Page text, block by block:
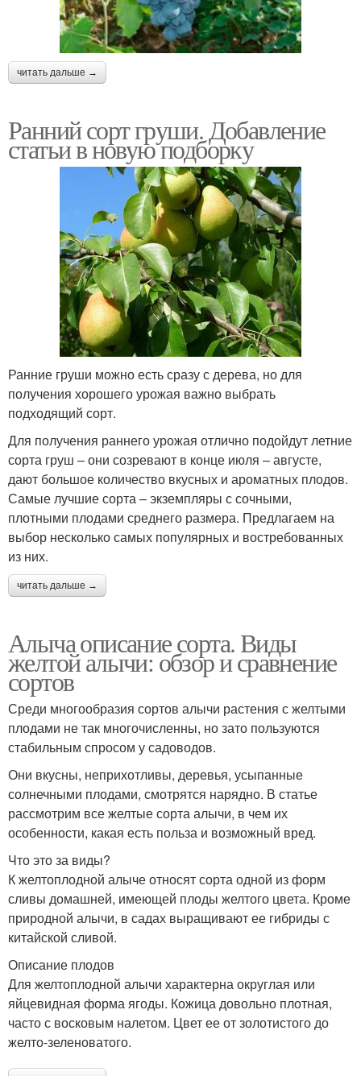
читать дальше →
Ранний сорт груши. Добавление
статьи в новую подборку
Ранние груши можно есть сразу с дерева, но для
получения хорошего урожая важно выбрать
подходящий сорт.
Для получения раннего урожая отлично подойдут летние
сорта груш – они созревают в конце июля – августе,
дают большое количество вкусных и ароматных плодов.
Самые лучшие сорта – экземпляры с сочными,
плотными плодами среднего размера. Предлагаем на
выбор несколько самых популярных и востребованных
из них.
читать дальше →
Алыча описание сорта. Виды
желтой алычи: обзор и сравнение
сортов
Среди многообразия сортов алычи растения с желтыми
плодами не так многочисленны, но зато пользуются
стабильным спросом у садоводов.
Они вкусны, неприхотливы, деревья, усыпанные
солнечными плодами, смотрятся нарядно. В статье
рассмотрим все желтые сорта алычи, в чем их
особенности, какая есть польза и возможный вред.
Что это за виды?
К желтоплодной алыче относят сорта одной из форм
сливы домашней, имеющей плоды желтого цвета. Кроме
природной алычи, в садах выращивают ее гибриды с
китайской сливой.
Описание плодов
Для желтоплодной алычи характерна округлая или
яйцевидная форма ягоды. Кожица довольно плотная,
часто с восковым налетом. Цвет ее от золотистого до
желто-зеленоватого.